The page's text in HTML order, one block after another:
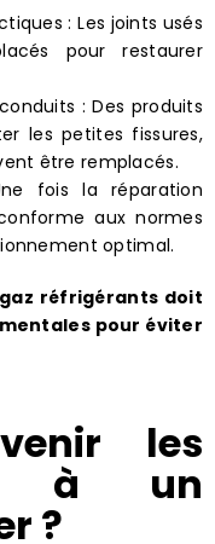
: Les joints usés
pour restaurer
: Des produits
les petites fissures,
être remplacés.
fois la réparation
aux normes
optimal.
réfrigérants doit
pour éviter
les
à un
?